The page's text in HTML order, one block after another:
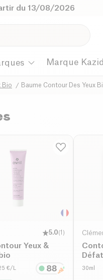
du 13/08/2026
Marque
Bio Baume Contour Des Yeux
5.0(1 )
Yeux &
€/L 30ml